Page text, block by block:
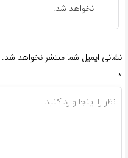
نخواهد شد.
نشانی ایمیل شما منتشر نخواهد شد.
*